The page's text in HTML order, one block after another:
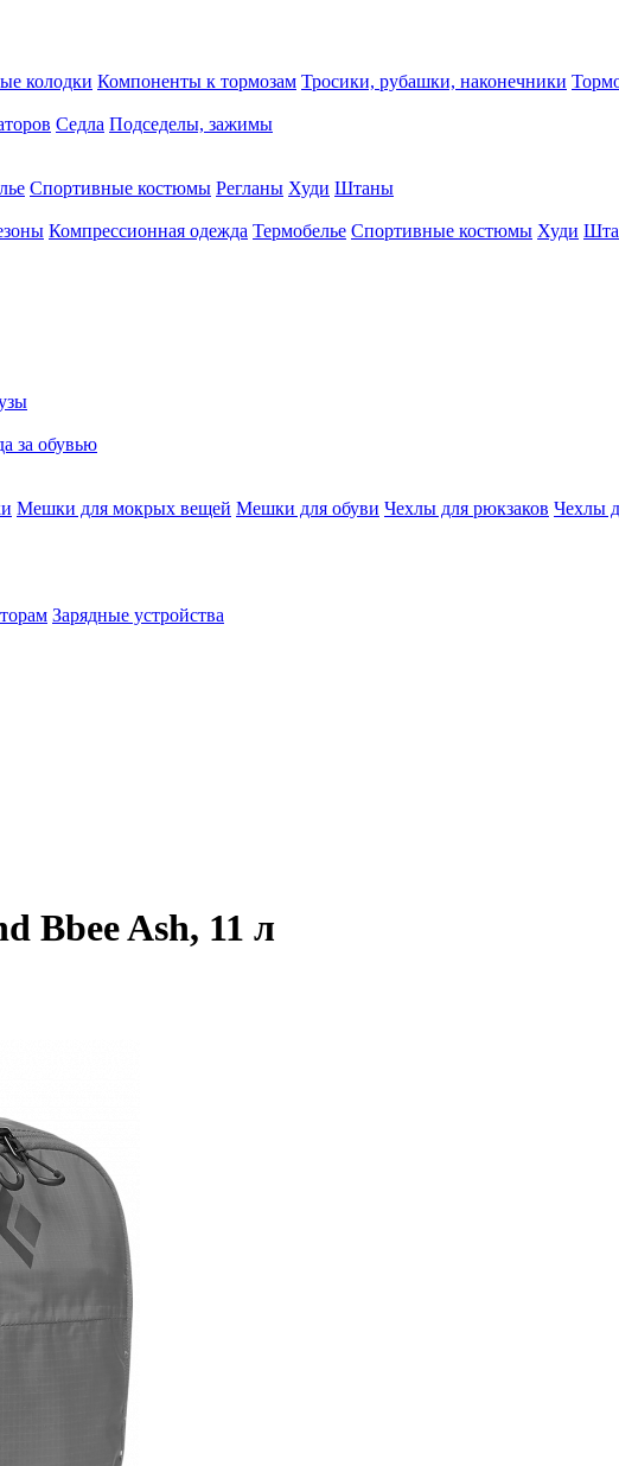
колодки Компоненты к тормозам Тросики, рубашки, наконечники
Седла Подседелы, зажимы
Спортивные костюмы Регланы Худи Штаны
Компрессионная одежда Термобелье Спортивные костюмы Худи
за обувью
Мешки для мокрых вещей Мешки для обуви Чехлы для рюкзаков Чехлы
Зарядные устройства
Bbee Ash, 11 л